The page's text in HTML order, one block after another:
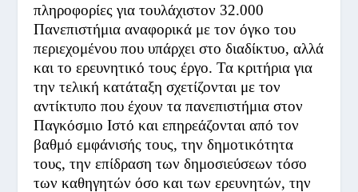
πληροφορίες για τουλάχιστον 32.000
Πανεπιστήμια αναφορικά με τον όγκο του
περιεχομένου που υπάρχει στο διαδίκτυο, αλλά
και το ερευνητικό τους έργο. Τα κριτήρια για
την τελική κατάταξη σχετίζονται με τον
αντίκτυπο που έχουν τα πανεπιστήμια στον
Παγκόσμιο Ιστό και επηρεάζονται από τον
βαθμό εμφάνισής τους, την δημοτικότητα
τους, την επίδραση των δημοσιεύσεων τόσο
των καθηγητών όσο και των ερευνητών, την